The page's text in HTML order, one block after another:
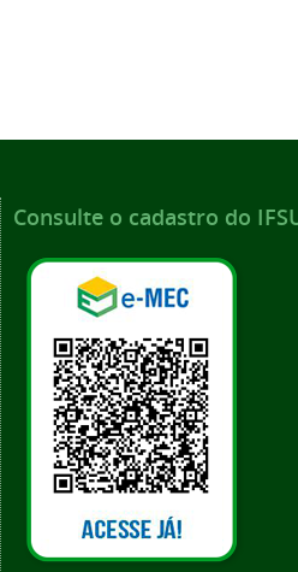
Consulte o cadastro do